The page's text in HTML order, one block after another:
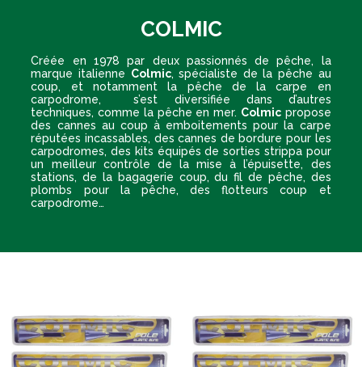
COLMIC
Créée en 1978 par deux passionnés de pêche, la
marque italienne Colmic, spécialiste de la pêche au
coup, et notamment la pêche de la carpe en
carpodrome, s’est diversifiée dans d’autres
techniques, comme la pêche en mer. Colmicpropose
des cannes au coup à emboitements pour la carpe
réputées incassables, des cannes de bordure pour les
carpodromes, des kits équipés de sorties strippa pour
un meilleur contrôle de la mise à l’épuisette, des
stations, de la bagagerie coup, du fil de pêche, des
plombs pour la pêche, des flotteurs coup et
carpodrome…